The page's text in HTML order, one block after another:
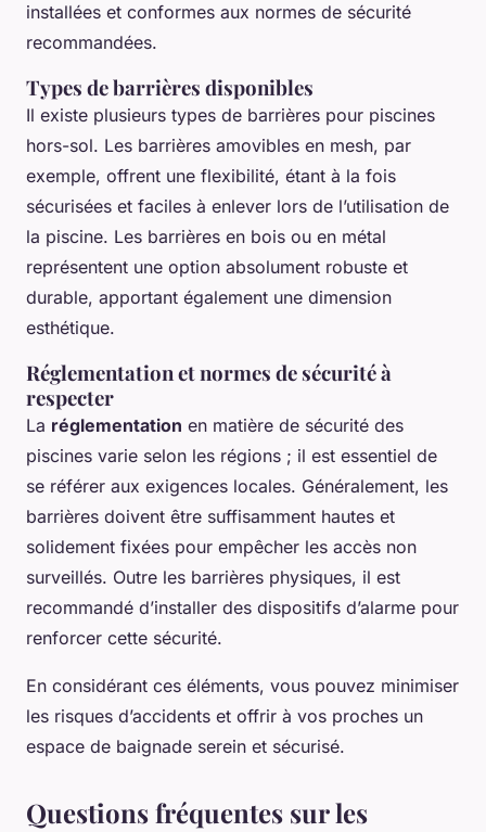
installées et conformes aux normes de sécurité
recommandées.
Types de barrières disponibles
Il existe plusieurs types de barrières pour piscines
hors-sol. Les barrières amovibles en mesh, par
exemple, offrent une flexibilité, étant à la fois
sécurisées et faciles à enlever lors de l’utilisation de
la piscine. Les barrières en bois ou en métal
représentent une option absolument robuste et
durable, apportant également une dimension
esthétique.
Réglementation et normes de sécurité à
respecter
La réglementation en matière de sécurité des
piscines varie selon les régions ; il est essentiel de
se référer aux exigences locales. Généralement, les
barrières doivent être suffisamment hautes et
solidement fixées pour empêcher les accès non
surveillés. Outre les barrières physiques, il est
recommandé d’installer des dispositifs d’alarme pour
renforcer cette sécurité.
En considérant ces éléments, vous pouvez minimiser
les risques d’accidents et offrir à vos proches un
espace de baignade serein et sécurisé.
Questions fréquentes sur les